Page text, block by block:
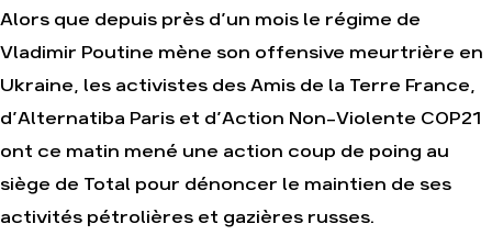
Agir
Faire un don
S'engager sur le
thématiques
Climat – Énergie
Surproduction
Alors que depuis près d’un mois le régime de
Vladimir Poutine mène son offensive meurtrière en
Ukraine, les activistes des Amis de la Terre France,
d’Alternatiba Paris et d’Action Non-Violente COP21
ont ce matin mené une action coup de poing au
siège de Total pour dénoncer le maintien de ses
activités pétrolières et gazières russes.